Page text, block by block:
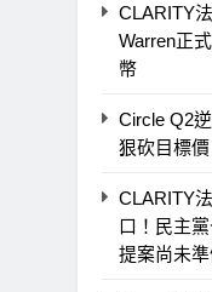
CLARITY
Warren正
幣
Circle Q2
狠砍目標
CLARITY
口！民主
提案尚未